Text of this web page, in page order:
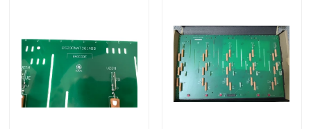
فيديوهات
معلومات عنا